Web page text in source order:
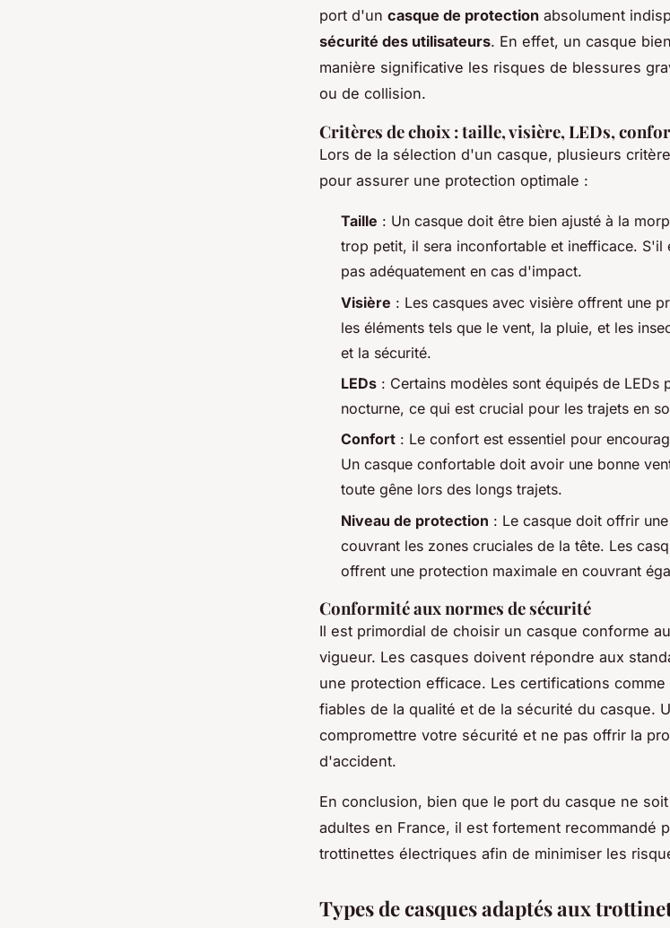
port d'un casque de protection absolument
sécurité des utilisateurs. En effet, un casque
manière significative les risques de blessures
ou de collision.
Critères de choix : taille, visière, LEDs,
Lors de la sélection d'un casque, plusieurs
pour assurer une protection optimale :
Taille : Un casque doit être bien ajusté à la
trop petit, il sera inconfortable et inefficace. S'il
pas adéquatement en cas d'impact.
Visière : Les casques avec visière offrent une
les éléments tels que le vent, la pluie, et les
et la sécurité.
LEDs : Certains modèles sont équipés de LEDs
nocturne, ce qui est crucial pour les trajets en
Confort : Le confort est essentiel pour
Un casque confortable doit avoir une bonne
toute gêne lors des longs trajets.
Niveau de protection : Le casque doit offrir
couvrant les zones cruciales de la tête. Les
offrent une protection maximale en couvrant
Conformité aux normes de sécurité
Il est primordial de choisir un casque conforme
vigueur. Les casques doivent répondre aux
une protection efficace. Les certifications comme
fiables de la qualité et de la sécurité du casque.
compromettre votre sécurité et ne pas offrir la
d'accident.
En conclusion, bien que le port du casque ne
adultes en France, il est fortement recommandé
trottinettes électriques afin de minimiser les
Types de casques adaptés aux